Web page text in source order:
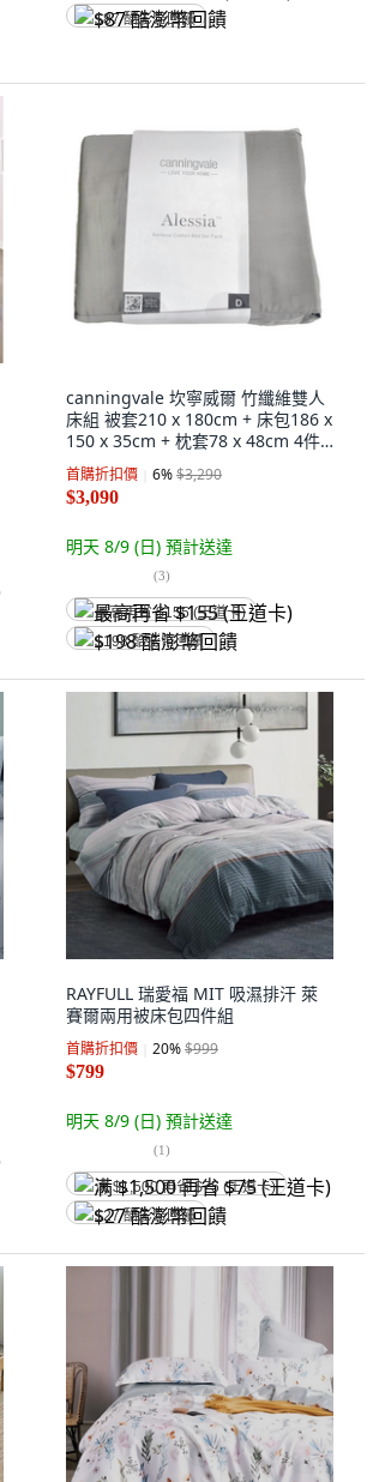
$87 酷澎幣回饋
canningvale 坎寧威爾 竹纖維雙人
床組 被套210 x 180cm + 床包186 x
150 x 35cm + 枕套78 x 48cm 4件
組 2個
首購折扣價 6%$3,290
$3,090
明天 8/9 (日) 預計送達
(3)
最高再省 $155 (王道卡)
$198 酷澎幣回饋
RAYFULL 瑞愛福 MIT 吸濕排汗 萊
賽爾兩用被床包四件組
首購折扣價 20%$999
$799
明天 8/9 (日) 預計送達
(1)
满 $1,500 再省 $75 (王道卡)
$27 酷澎幣回饋